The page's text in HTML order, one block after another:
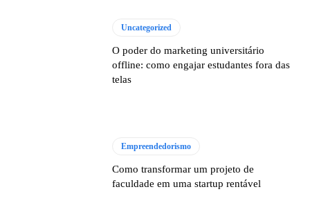
Uncategorized
O poder do marketing universitário
offline: como engajar estudantes fora das
telas
Empreendedorismo
Como transformar um projeto de
faculdade em uma startup rentável